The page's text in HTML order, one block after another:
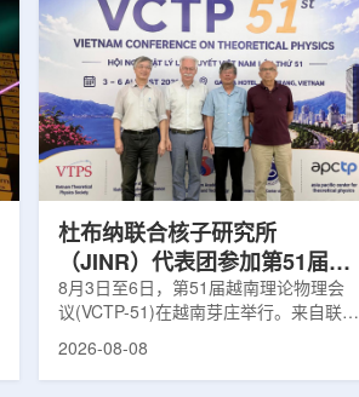
中心，构建癌症患者可在区域内完成
手术...
杜布纳联合核子研究所
（JINR）代表团参加第51届越
南理论物理会议
8月3日至6日，第51届越南理论物理会
议(VCTP-51)在越南芽庄举行。来自联合
南、德国、印度、中国、巴基斯坦、俄
2026-08-08